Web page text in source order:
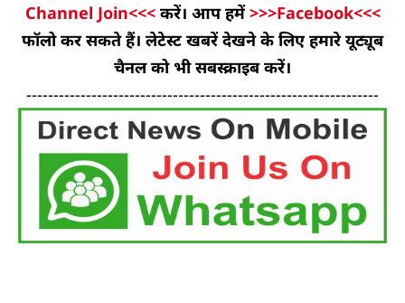
Channel Join<<< करें। आप हमें>>>Facebook<<<
फॉलो कर सकते हैं। लेटेस्ट खबरें देखने के लिए हमारे यूट्यूब
चैनल को भी सबस्क्राइब करें।
-----------------------------------------------------------------